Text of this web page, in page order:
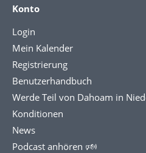
Konto
Login
Mein Kalender
Registrierung
Benutzerhandbuch
Werde Teil von Dahoam in
Konditionen
News
Podcast anhören 🕬